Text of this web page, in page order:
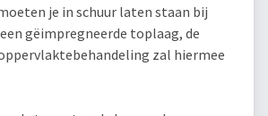
je in schuur laten staan bij
gëimpregneerde toplaag, de
zal hiermee